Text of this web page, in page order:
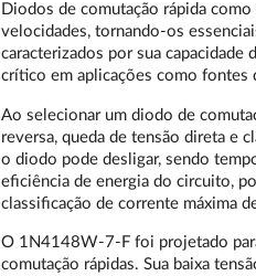
Diodos de comutação rápida
velocidades, tornando-os
caracterizados por sua
crítico em aplicações como fontes
Ao selecionar um diodo de
reversa, queda de tensão direta e
o diodo pode desligar, sendo
eficiência de energia do circuito,
classificação de corrente máxima
O 1N4148W-7-F foi projetado
comutação rápidas. Sua baixa